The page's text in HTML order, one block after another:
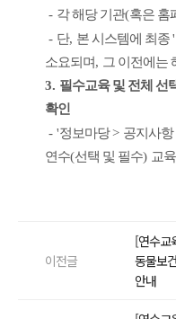
- 각 해당 기관(혹은 홈
- 단, 본 시스템에 최종'
소요되며, 그 이전에는
3. 필수교육 및 전체 선
확인
- '정보마당> 공지사항
연수(선택 및 필수) 교
이전글
[연수교
동물보
안내